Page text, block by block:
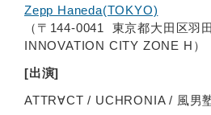
Zepp Haneda(TOKYO)
（〒144-0041 東京都大田区羽
INNOVATION CITY ZONE H）
[出演]
ATTR∀CT / UCHRONIA / 風男